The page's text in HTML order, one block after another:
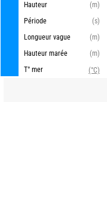
Hauteur
(m)
Période
(s)
Longueur vague
(m)
Hauteur marée
(m)
T° mer
(°C)